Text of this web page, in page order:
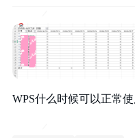
WPS什么时候可以正常